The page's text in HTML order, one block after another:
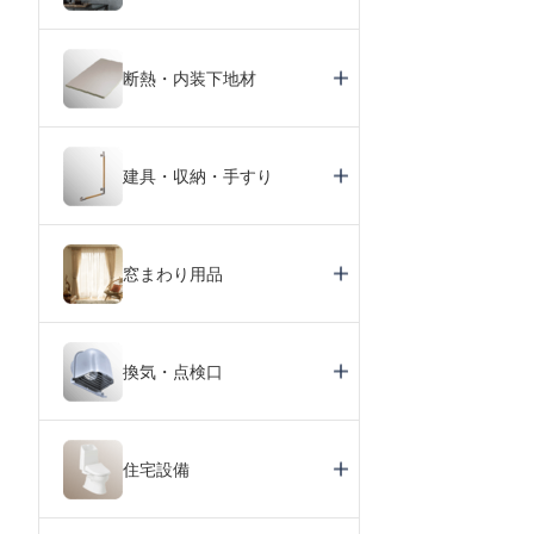
断熱・内装下地材
建具・収納・手すり
窓まわり用品
換気・点検口
住宅設備